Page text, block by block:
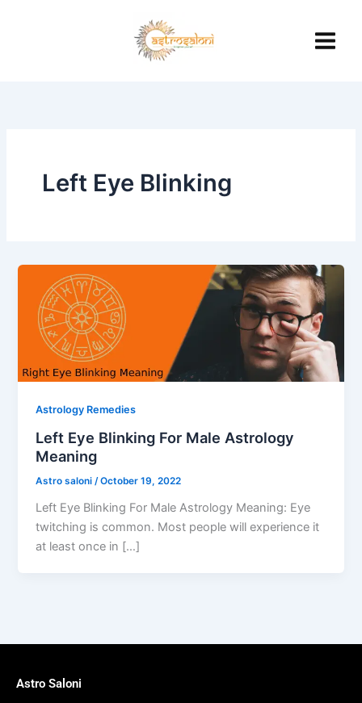
Left Eye Blinking
Astrology Remedies
Left Eye Blinking For Male Astrology
Meaning
Astro saloni /October 19, 2022
Left Eye Blinking For Male Astrology Meaning: Eye
twitching is common. Most people will experience it
at least once in […]
Astro Saloni